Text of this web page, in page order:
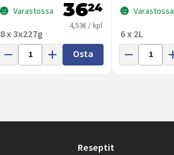
Varastossa 3624
8 x 3x227g
4,53€ / kpl
Osta
Varastossa
6 x 2L
Reseptit